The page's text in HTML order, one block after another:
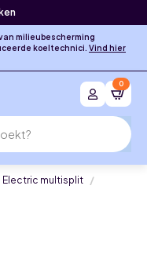
milieubescherming
koeltechnici. Vind hier
0
Electric multisplit